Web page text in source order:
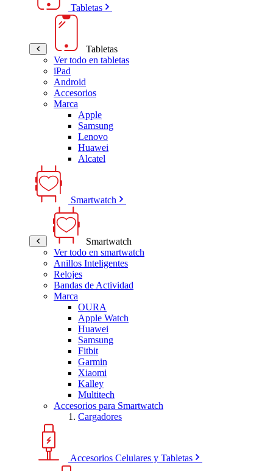
Tabletas
Tabletas
Ver todo en tabletas
iPad
Android
Accesorios
Marca
Apple
Samsung
Lenovo
Huawei
Alcatel
Smartwatch
Smartwatch
Ver todo en smartwatch
Anillos Inteligentes
Relojes
Bandas de Actividad
Marca
OURA
Apple Watch
Huawei
Samsung
Fitbit
Garmin
Xiaomi
Kalley
Multitech
Accesorios para Smartwatch
Cargadores
Accesorios Celulares y Tabletas